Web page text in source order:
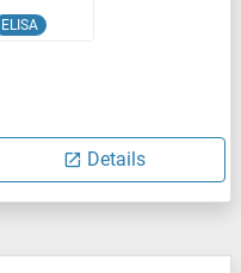
ELISA
Details